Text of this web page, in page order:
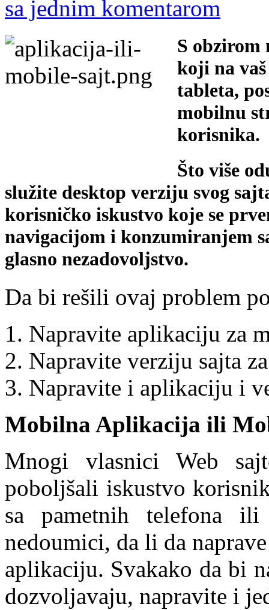
sa jednim komentarom
S obzirom
koji na
tableta,
mobilnu
korisnika.
Što više
služite desktop verziju svog
korisničko iskustvo koje se
navigacijom i konzumiranjem
glasno nezadovoljstvo.
Da bi rešili ovaj problem
Napravite aplikaciju za
Napravite verziju sajta
Napravite i aplikaciju i
Mobilna Aplikacija ili
Mnogi vlasnici Web
poboljšali iskustvo
sa pametnih telefona
nedoumici, da li da
aplikaciju. Svakako da bi
dozvoljavaju, napravite i